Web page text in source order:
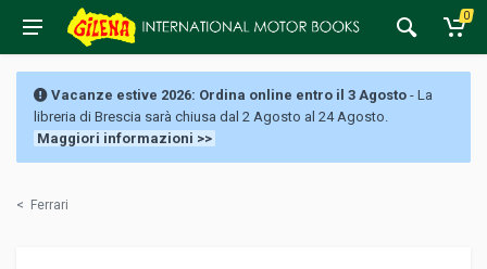
0
Vacanze estive 2026: Ordina online entro il 3 Agosto - La
libreria di Brescia sarà chiusa dal 2 Agosto al 24 Agosto.
Maggiori informazioni >>
< Ferrari